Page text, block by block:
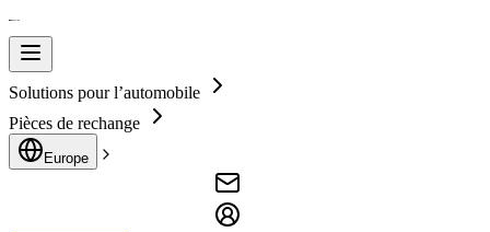
Solutions pour l’automobile
Pièces de rechange
Europe